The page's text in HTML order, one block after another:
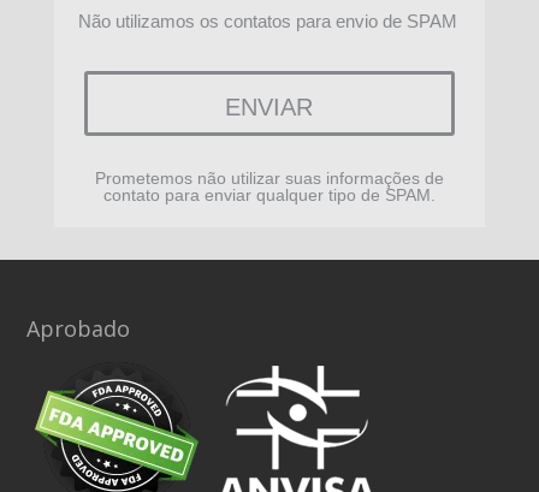
Não utilizamos os contatos para envio de SPAM
ENVIAR
Prometemos não utilizar suas informações de
contato para enviar qualquer tipo de SPAM.
Aprobado